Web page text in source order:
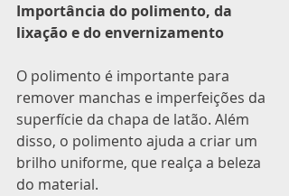
Importância do polimento, da
lixação e do envernizamento
O polimento é importante para
remover manchas e imperfeições da
superfície da chapa de latão. Além
disso, o polimento ajuda a criar um
brilho uniforme, que realça a beleza
do material.